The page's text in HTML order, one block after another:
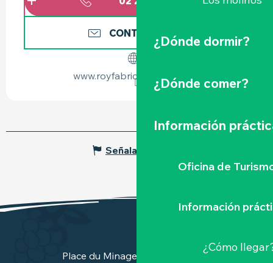
¿Dónde dormir?
¿Dónde comer?
Información
Oficina de
Información
¿Cómo
CONTÁCTENOS
www.royfabrice-traiteur.com
Señalar un error
Place du Minage - 44190 Clisson